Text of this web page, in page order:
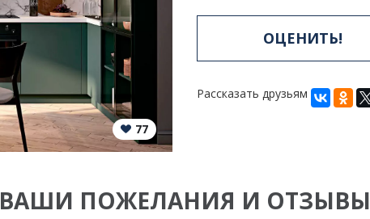
77
ОЦЕНИТЬ!
Рассказать друзьям
ВАШИ ПОЖЕЛАНИЯ И ОТЗЫВЫ